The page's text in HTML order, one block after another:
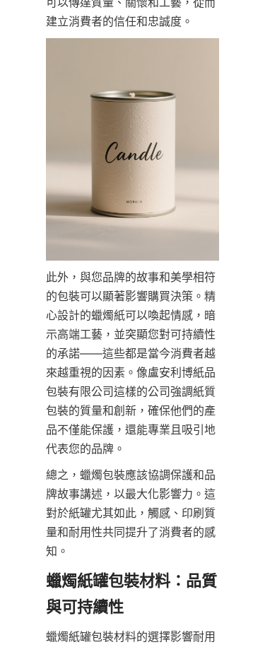
建立消費者的信任和忠誠度。
此外，與您品牌的故事和美學相符
的包裝可以顯著影響購買決策。精
心設計的蠟燭紙可以喚起情感，暗
示高端工藝，並突顯您對可持續性
的承諾——這些都是當今消費者越
來越重視的因素。像盧安利博紙品
包裝有限公司這樣的公司強調紙質
包裝的質量和創新，確保他們的產
品不僅能保護，還能專業且吸引地
代表您的品牌。
總之，蠟燭包裝應該協調保護和品
牌故事講述，以最大化影響力。這
對於紙罐尤其如此，觸感、印刷質
量和耐用性共同提升了消費者的感
知。
蠟燭紙罐包裝材料：品質
蠟燭紙罐包裝材料的選擇影響耐用